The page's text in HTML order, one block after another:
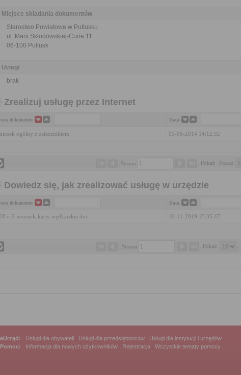
Miejsce składania dokumentów
Starostwo Powiatowe w Pułtusku
ul. Marii Skłodowskiej-Curie 11
06-100 Pułtusk
Uwagi
brak
Zrealizuj usługę przez Internet
dokumentu Data
ogólny z załącznikiem 05-06-2014 14:12:32
Strona Pokaż Pokaż
Dowiedz się, jak zrealizować usługę w urzędzie
dokumentu Data
28 e-2 wniosek-karty wędkarskie.doc 19-11-2019 15:35:47
Strona Pokaż
eUrząd: Usługi dla obywateli Usługi dla przedsiębiorców
Usługi dla instytucji i urzędów
Pomoc:
Informacja dla nowych użytkowników Rejestracja |Wszystkie tematy pomocy